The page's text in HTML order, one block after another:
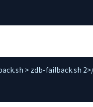
> zdb-failback.sh 2>/